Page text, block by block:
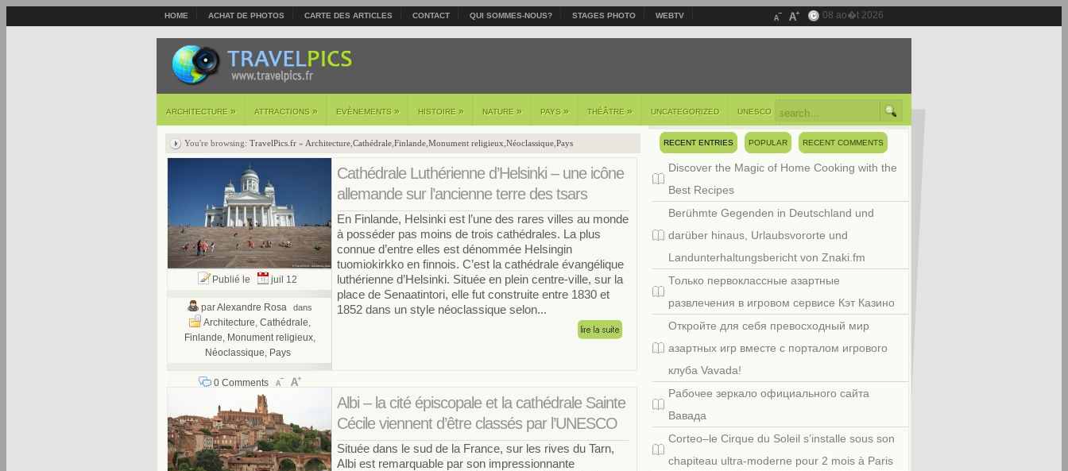
HOME ACHAT DE PHOTOS CARTE DES ARTICLES CONTACT QUI SOMMES-NOUS? STAGES PHOTO WEBTV 08 ao�t 2026
ARCHITECTURE » ATTRACTIONS » EVÈNEMENTS » HISTOIRE » NATURE » PAYS » THÉÂTRE » UNCATEGORIZED UNESCO
You're browsing: TravelPics.fr » Architecture Cathédrale Finlande Monument religieux Néoclassique Pays
Publié le juil 12
parAlexandre Rosa dans
Architecture, Cathédrale,
Finlande, Monument religieux,
Néoclassique, Pays
0 Comments
Cathédrale Luthérienne d’Helsinki – une icône
allemande sur l’ancienne terre des tsars
En Finlande, Helsinki est l’une des rares villes au monde
à posséder pas moins de trois cathédrales. La plus
connue d’entre elles est dénommée Helsingin
tuomiokirkko en finnois. C’est la cathédrale évangélique
luthérienne d’Helsinki. Située en plein centre-ville, sur la
place de Senaatintori, elle fut construite entre 1830 et
1852 dans un style néoclassique selon...
Albi – la cité épiscopale et la cathédrale Sainte
Cécile viennent d’être classés par l’UNESCO
Située dans le sud de la France, sur les rives du Tarn,
Albi est remarquable par son impressionnante
RECENT ENTRIES POPULAR RECENT COMMENTS
Discover the Magic of Home Cooking with the
Best Recipes
Berühmte Gegenden in Deutschland und
darüber hinaus, Urlaubsvororte und
Landunterhaltungsbericht von Znaki.fm
Только первоклассные азартные
развлечения в игровом сервисе Кэт Казино
Откройте для себя превосходный мир
азартных игр вместе с порталом игрового
клуба Vavada!
Рабочее зеркало официального сайта
Вавада
Corteo–le Cirque du Soleil s’installe sous son
chapiteau ultra-moderne pour 2 mois à Paris